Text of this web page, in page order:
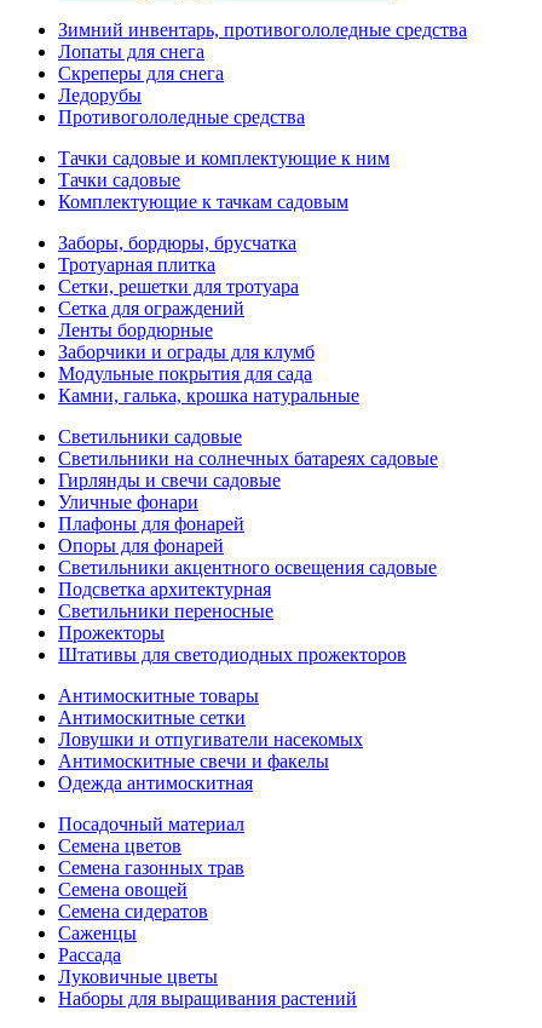
Зимний инвентарь, противогололедные средства
Лопаты для снега
Скреперы для снега
Ледорубы
Противогололедные средства
Тачки садовые и комплектующие к ним
Тачки садовые
Комплектующие к тачкам садовым
Заборы, бордюры, брусчатка
Тротуарная плитка
Сетки, решетки для тротуара
Сетка для ограждений
Ленты бордюрные
Заборчики и ограды для клумб
Модульные покрытия для сада
Камни, галька, крошка натуральные
Светильники садовые
Светильники на солнечных батареях садовые
Гирлянды и свечи садовые
Уличные фонари
Плафоны для фонарей
Опоры для фонарей
Светильники акцентного освещения садовые
Подсветка архитектурная
Светильники переносные
Прожекторы
Штативы для светодиодных прожекторов
Антимоскитные товары
Антимоскитные сетки
Ловушки и отпугиватели насекомых
Антимоскитные свечи и факелы
Одежда антимоскитная
Посадочный материал
Семена цветов
Семена газонных трав
Семена овощей
Семена сидератов
Саженцы
Рассада
Луковичные цветы
Наборы для выращивания растений